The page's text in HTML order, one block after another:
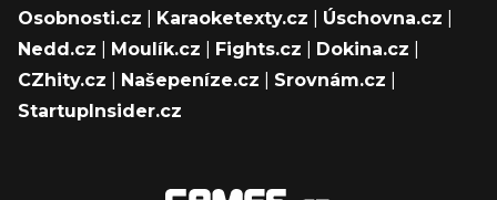
Osobnosti.cz
Karaoketexty.cz Úschovna.cz
Nedd.cz
Moulík.cz Fights.cz Dokina.cz
CZhity.cz
Našepeníze.cz Srovnám.cz
StartupInsider.cz